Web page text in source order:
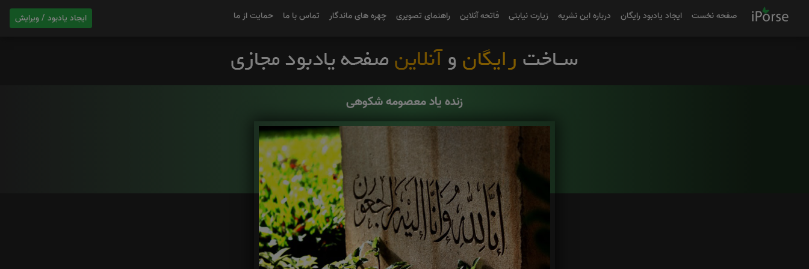
ایجاد یادبود / ویرایش صفحه نخست ایجاد یادبود رایگان درباره این نشریه زیارت نیابتی فاتحه آنلاین راهنمای تصویری چهره های ماندگار تماس با ما حمایت از ما
زنده یاد معصومه شکوهی